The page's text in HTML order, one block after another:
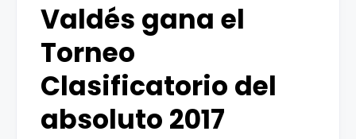
Valdés gana el
Torneo
Clasificatorio del
absoluto 2017